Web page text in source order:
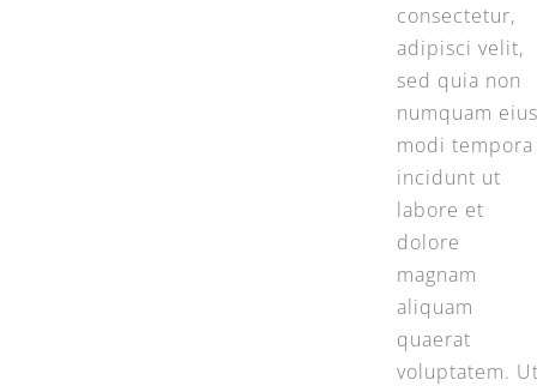
consectetur,
adipisci velit,
sed quia non
numquam
modi tempora
incidunt ut
labore et
dolore
magnam
aliquam
quaerat
voluptatem.